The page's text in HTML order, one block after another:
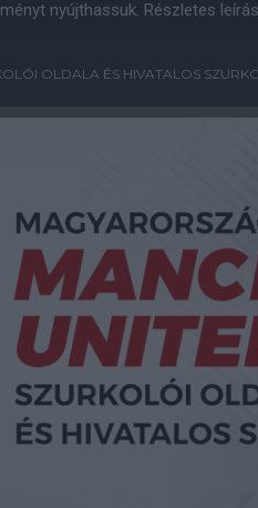
nyújthassuk. Részletes leírás
OLDALA ÉS HIVATALOS